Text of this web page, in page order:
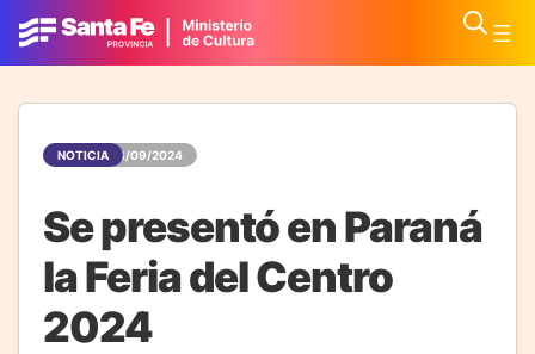
NOTICIA 04/09/2024
Se presentó en Paraná
la Feria del Centro
2024